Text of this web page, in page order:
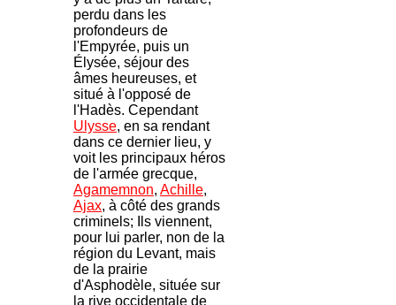
perdu dans les
profondeurs de
l'Empyrée, puis un
Élysée, séjour des
âmes heureuses, et
situé à l'opposé de
l'Hadès. Cependant
Ulysse, en sa rendant
dans ce dernier lieu, y
voit les principaux héros
de l'armée grecque,
Agamemnon, Achille,
Ajax, à côté des grands
criminels; Ils viennent,
pour lui parler, non de la
région du Levant, mais
de la prairie
d'Asphodèle, située sur
la rive occidentale de